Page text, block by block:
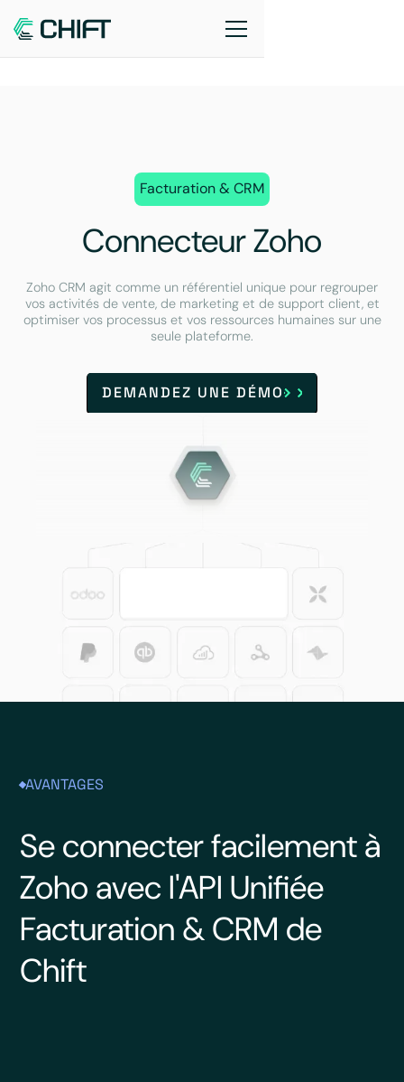
Facturation & CRM
Connecteur Zoho
Zoho CRM agit comme un référentiel unique pour regrouper
vos activités de vente, de marketing et de support client, et
optimiser vos processus et vos ressources humaines sur une
seule plateforme.
DEMANDEZ UNE DÉMO
AVANTAGES
Se connecter facilement à
Zoho avec l'API Unifiée
Facturation & CRM de
Chift